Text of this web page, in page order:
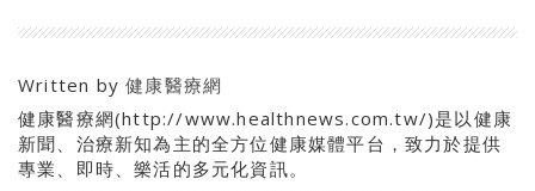
Written by健康醫療網
健康醫療網(http://www.healthnews.com.tw/)是以健康
新聞、治療新知為主的全方位健康媒體平台，致力於提供
專業、即時、樂活的多元化資訊。